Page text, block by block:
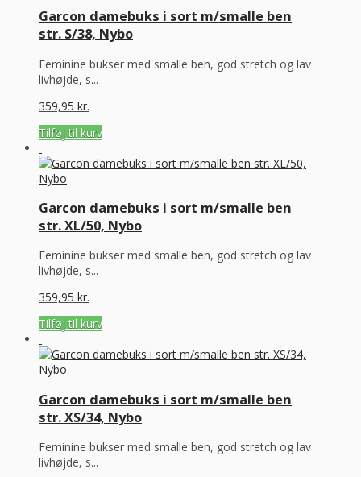
Garcon damebuks i sort m/smalle ben
str. S/38, Nybo
Feminine bukser med smalle ben, god stretch og lav
livhøjde, s...
359,95 kr.
Tilføj til kurv
Garcon damebuks i sort m/smalle ben
str. XL/50, Nybo
Feminine bukser med smalle ben, god stretch og lav
livhøjde, s...
359,95 kr.
Tilføj til kurv
Garcon damebuks i sort m/smalle ben
str. XS/34, Nybo
Feminine bukser med smalle ben, god stretch og lav
livhøjde, s...